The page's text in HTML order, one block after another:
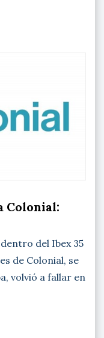
Colonial:
del Ibex 35
de Colonial, se
volvió a fallar en